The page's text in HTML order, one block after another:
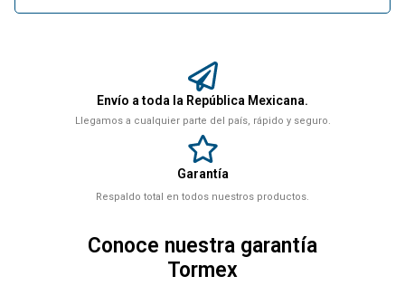
Envío a toda la República Mexicana.
Llegamos a cualquier parte del país, rápido y seguro.
Garantía
Respaldo total en todos nuestros productos.
Conoce nuestra garantía
Tormex